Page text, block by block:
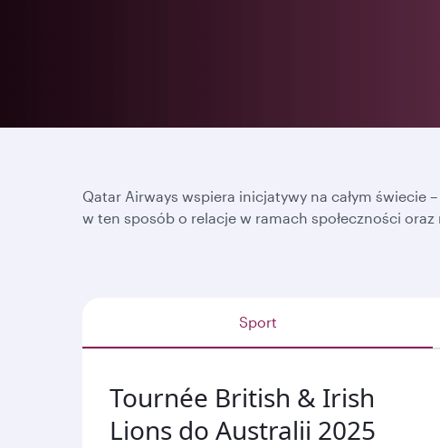
Qatar Airways wspiera inicjatywy na całym
w ten sposób o relacje w ramach społeczności
Sport
Tournée British & Irish
Lions do Australii 2025